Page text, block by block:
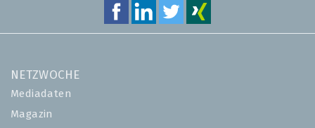
NETZWOCHE
Mediadaten
Magazin